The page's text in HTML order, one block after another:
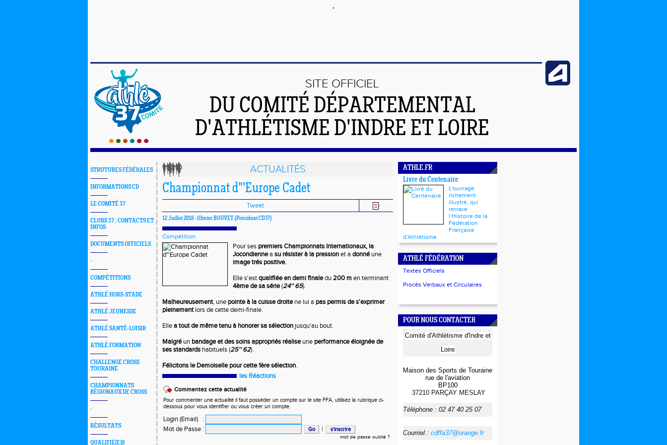
SITE OFFICIEL
DU COMITÉ DÉPARTEMENTAL
D'ATHLÉTISME D'INDRE ET LOIRE
STRUTURES FÉDÉRALES
INFORMATIONS CD
LE COMITÉ 37
CLUBS 37 : CONTACTS ET
INFOS
DOCUMENTS OFFICIELS
-
COMPÉTITIONS
ATHLÉ HORS-STADE
ATHLÉ JEUNESSE
ATHLÉ SANTÉ-LOISIR
ATHLÉ FORMATION
CHALLENGE CROSS
TOURAINE
CHAMPIONNATS
RÉGIONAUX DE CROSS
-
RÉSULTATS
QUALIFIÉ(E)S
ACTUALITÉS
Championnat d"'Europe Cadet
Tweet
12 Juillet 2018 -Olivier BOUVET(Président CD37)
Compétition
Pour ses premiers Championnats Internationaux, la
Jocondiennea su résister à la pressionet a donnéune
image trés positive.
Elle s'estqualifiée en demi finaledu200 m en terminant
4ème de sa série(24'' 65).
Malheureusement, une pointe à la cuisse droitene lui a pas permis de s'exprimer
pleinementlors de cette demi-finale.
Ellea tout de même tenu à honorer sa sélection jusqu'au bout.
Malgréun bandage et des soins appropriés réaliseune performance éloignée de
ses standards habituels (25'' 62).
Félicitons le Demoiselle pour cette 1ère sélection.
les Réactions
Commentez cette actualité
Pour commenter une actualité il faut posséder un compte sur le site FFA, utilisez la rubrique ci-
dessous pour vous identifier ou vous créer un compte.
Login (Email)
:
Mot de Passe : |
mot de passe oublié ?
ATHLE.FR
Livre du Centenaire
L'ouvrage
richement
illustré, qui
retrace
l’Histoire de la
Fédération
Française
d'Athlétisme.
ATHLÉ FÉDÉRATION
Textes Officiels
Procès Verbaux et Circulaires
POUR NOUS CONTACTER
Comité d'Athlétisme d'Indre et
Loire
Maison des Sports de Touraine
rue de l'aviation
BP100
37210 PARÇAY MESLAY
Téléphone : 02 47 40 25 07
Courriel : cdffa37@orange.fr